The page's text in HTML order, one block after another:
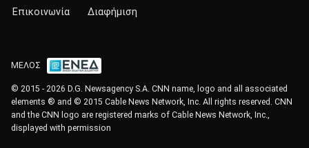
Επικοινωνία Διαφήμιση
ΜΕΛΟΣ
© 2015 - 2026 D.G. Newsagency S.A. CNN name, logo and all associated
elements ® and © 2015 Cable News Network, Inc. All rights reserved. CNN
and the CNN logo are registered marks of Cable News Network, Inc.,
displayed with permission